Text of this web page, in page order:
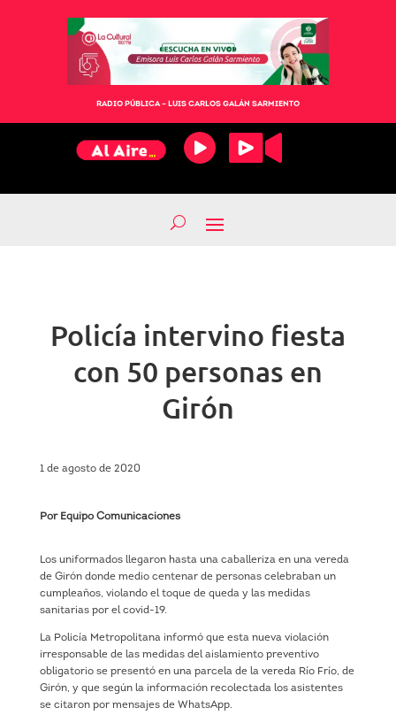
RADIO PÚBLICA – LUIS CARLOS GALÁN SARMIENTO
Policía intervino fiesta
con 50 personas en
Girón
1 de agosto de 2020
Por Equipo Comunicaciones
Los uniformados llegaron hasta una caballeriza en una vereda
de Girón donde medio centenar de personas celebraban un
cumpleaños, violando el toque de queda y las medidas
sanitarias por el covid-19.
La Policía Metropolitana informó que esta nueva violación
irresponsable de las medidas del aislamiento preventivo
obligatorio se presentó en una parcela de la vereda Río Frío, de
Girón, y que según la información recolectada los asistentes
se citaron por mensajes de WhatsApp.